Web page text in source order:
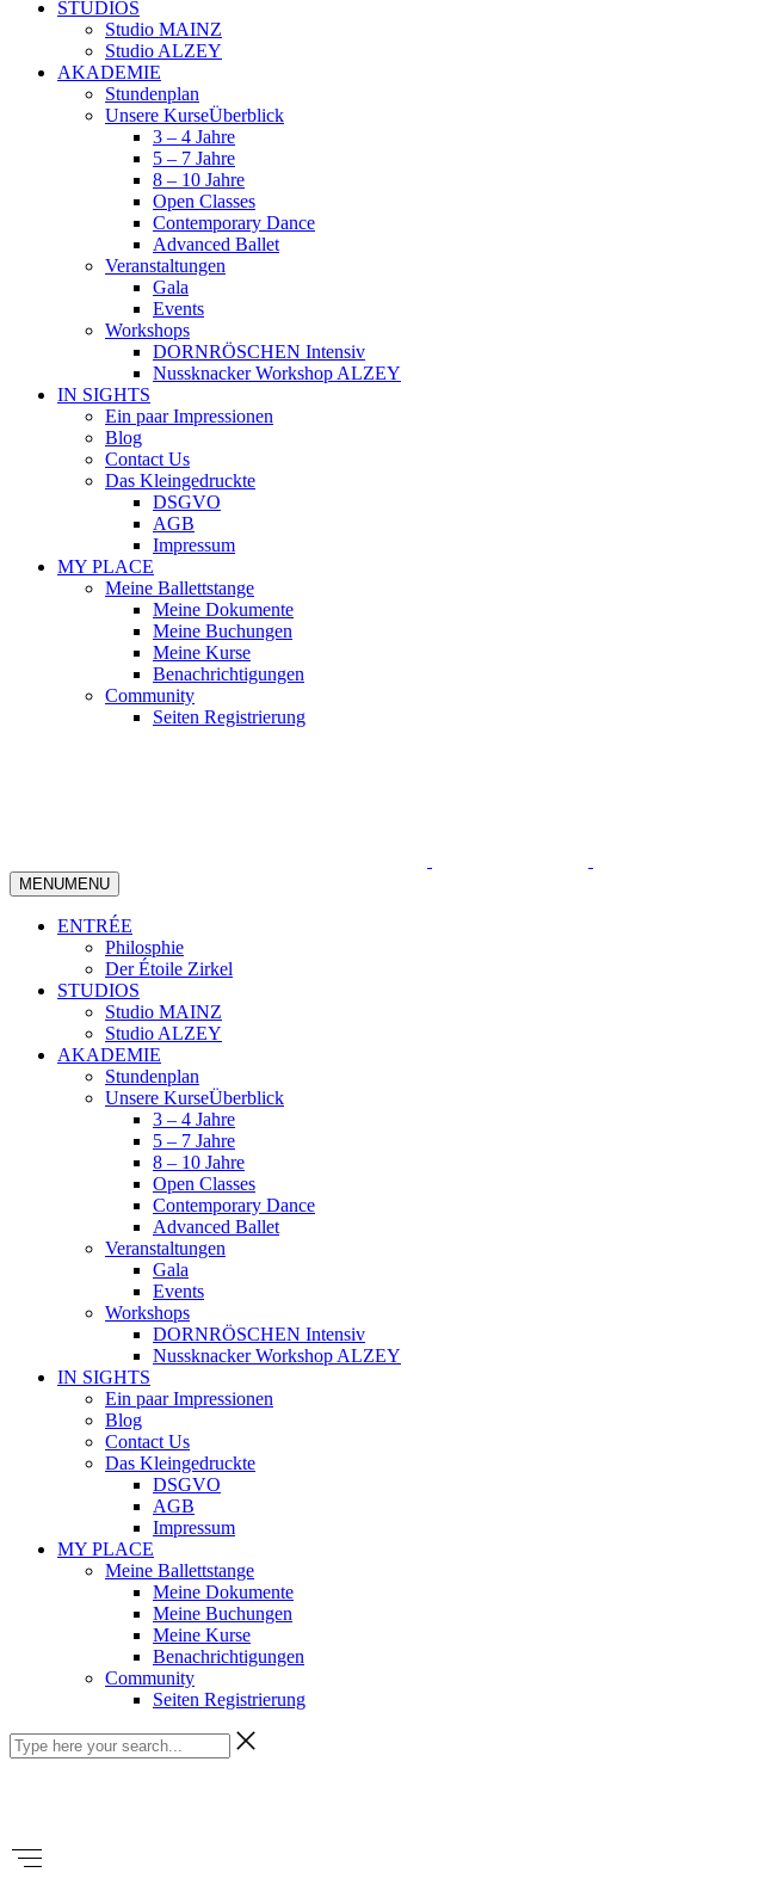
STUDIOS
Studio MAINZ
Studio ALZEY
AKADEMIE
Stundenplan
Unsere KurseÜberblick
3 – 4 Jahre
5 – 7 Jahre
8 – 10 Jahre
Open Classes
Contemporary Dance
Advanced Ballet
Veranstaltungen
Gala
Events
Workshops
DORNRÖSCHEN Intensiv
Nussknacker Workshop ALZEY
IN SIGHTS
Ein paar Impressionen
Blog
Contact Us
Das Kleingedruckte
DSGVO
AGB
Impressum
MY PLACE
Meine Ballettstange
Meine Dokumente
Meine Buchungen
Meine Kurse
Benachrichtigungen
Community
Seiten Registrierung
MENUMENU
ENTRÉE
Philosphie
Der Étoile Zirkel
STUDIOS
Studio MAINZ
Studio ALZEY
AKADEMIE
Stundenplan
Unsere KurseÜberblick
3 – 4 Jahre
5 – 7 Jahre
8 – 10 Jahre
Open Classes
Contemporary Dance
Advanced Ballet
Veranstaltungen
Gala
Events
Workshops
DORNRÖSCHEN Intensiv
Nussknacker Workshop ALZEY
IN SIGHTS
Ein paar Impressionen
Blog
Contact Us
Das Kleingedruckte
DSGVO
AGB
Impressum
MY PLACE
Meine Ballettstange
Meine Dokumente
Meine Buchungen
Meine Kurse
Benachrichtigungen
Community
Seiten Registrierung